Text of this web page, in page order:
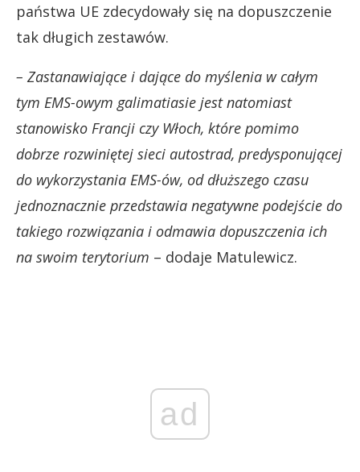
państwa UE zdecydowały się na dopuszczenie
tak długich zestawów.
– Zastanawiające i dające do myślenia w całym
tym EMS-owym galimatiasie jest natomiast
stanowisko Francji czy Włoch, które pomimo
dobrze rozwiniętej sieci autostrad, predysponującej
do wykorzystania EMS-ów, od dłuższego czasu
jednoznacznie przedstawia negatywne podejście do
takiego rozwiązania i odmawia dopuszczenia ich
na swoim terytorium – dodaje Matulewicz.
ad